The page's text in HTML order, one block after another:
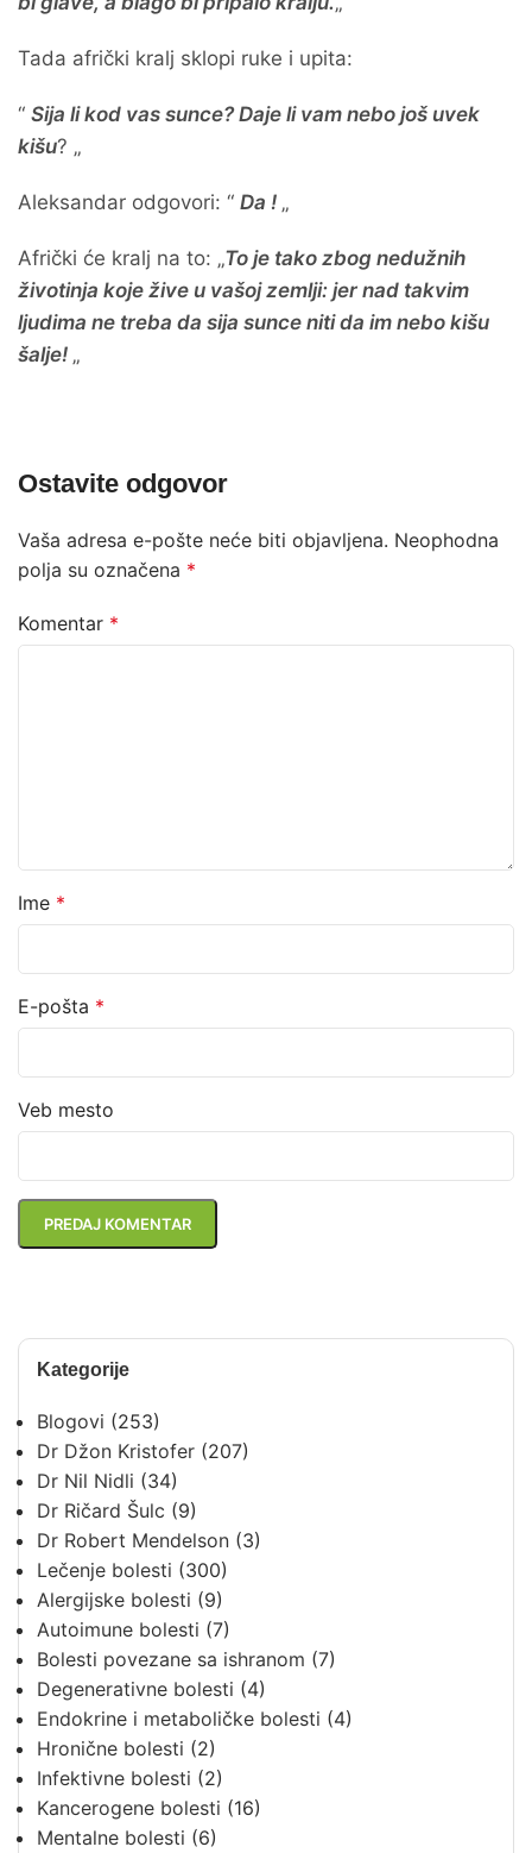
Kategorije
Blogovi (253)
Dr Džon Kristofer (207)
Dr Nil Nidli (34)
Dr Ričard Šulc (9)
Dr Robert Mendelson (3)
Lečenje bolesti (300)
Alergijske bolesti (9)
Autoimune bolesti (7)
Bolesti povezane sa ishranom (7)
Degenerativne bolesti (4)
Endokrine i metaboličke bolesti (4)
Hronične bolesti (2)
Infektivne bolesti (2)
Kancerogene bolesti (16)
Mentalne bolesti (6)
Tada afrički kralj sklopi ruke i upita:
“ Sija li kod vas sunce? Daje li vam nebo još uvek
kišu? „
Aleksandar odgovori: “ Da ! „
Afrički će kralj na to: „To je tako zbog nedužnih
životinja koje žive u vašoj zemlji: jer nad takvim
ljudima ne treba da sija sunce niti da im nebo kišu
šalje! „
Ostavite odgovor
Vaša adresa e-pošte neće biti objavljena. Neophodna
polja su označena *
Komentar *
Ime *
E-pošta *
Veb mesto